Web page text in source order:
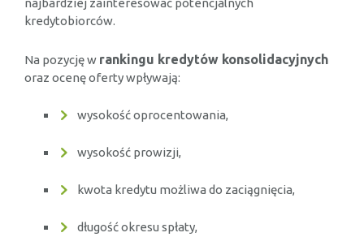
najbardziej zainteresować potencjalnych
kredytobiorców.
Na pozycję w rankingu kredytów konsolidacyjnych
oraz ocenę oferty wpływają:
wysokość oprocentowania,
wysokość prowizji,
kwota kredytu możliwa do zaciągnięcia,
długość okresu spłaty,